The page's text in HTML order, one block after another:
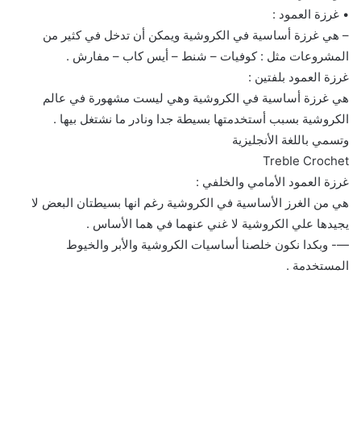
• غرزة العمود :
– هي غرزة أساسية في الكروشية ويمكن أن تدخل في كثير من
المشروعات مثل : كوفيات – شنط – أيس كاب – مفارش .
غرزة العمود بلفتين :
هي غرزة أساسية في الكروشية وهي ليست مشهورة في عالم
الكروشية بسبب أستخدمتها بسيطة جدا ونادر ما نشتغل بيها .
وتسمي باللغة الأنجليزية
TrebIe Crochet
غرزة العمود الأمامي والخلفي :
هي من الغرز الأساسية في الكروشية رغم انها بسيطتان البعض لا
يجيدها علي الكروشية لا غني عنهما في هما الأساس .
—- وبكدا نكون خلصنا أساسيات الكروشية والأبر والخيوط
المستخدمة .